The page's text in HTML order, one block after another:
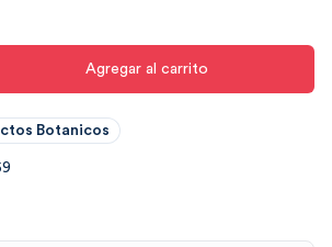
Agregar al carrito
Botanicos